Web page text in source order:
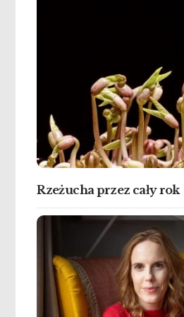
Rzeżucha przez cały rok